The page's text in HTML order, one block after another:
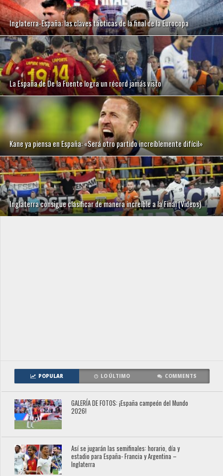
Inglaterra-España: las claves tácticas de la final de la Eurocopa
La España de De la Fuente logra un récord jamás visto
Kane ya piensa en España: «Será otro partido increíblemente difícil»
Inglaterra consigue clasificar de manera increíble a la Final (Videos)
POPULAR LO ÚLTIMO COMMENTS
GALERÍA DE FOTOS: ¡España campeón del Mundo
2026!
Así se jugarán las semifinales: horario, día y
estadio para España- Francia y Argentina –
Inglaterra